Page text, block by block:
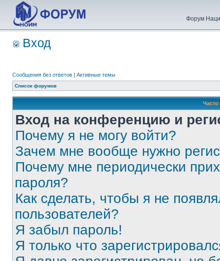
Форум
Вход
Сообщения без ответов | Активные темы
Список форумов
Вход на конференцию и
Почему я не могу войти?
Зачем мне вообще нужно
Почему мне периодически
пароля?
Как сделать, чтобы я не
пользователей?
Я забыл пароль!
Я только что